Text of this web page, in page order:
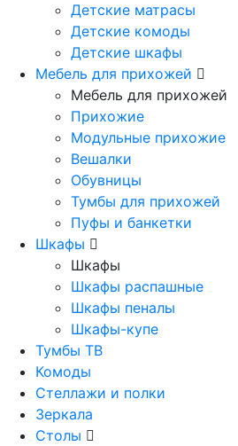
Детские матрасы
Детские комоды
Детские шкафы
Мебель для прихожей
Мебель для прихожей
Прихожие
Модульные прихожие
Вешалки
Обувницы
Тумбы для прихожей
Пуфы и банкетки
Шкафы
Шкафы
Шкафы распашные
Шкафы пеналы
Шкафы-купе
Тумбы ТВ
Комоды
Стеллажи и полки
Зеркала
Столы